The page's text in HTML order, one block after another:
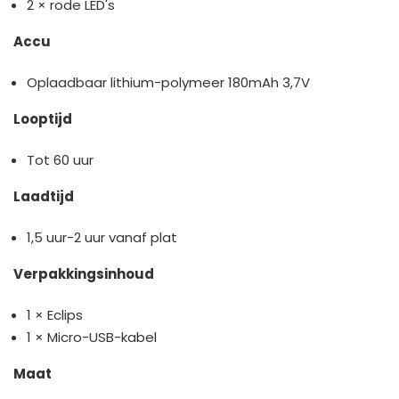
2 × rode LED's
Accu
Oplaadbaar lithium-polymeer 180mAh 3,7V
Looptijd
Tot 60 uur
Laadtijd
1,5 uur-2 uur vanaf plat
Verpakkingsinhoud
1 × Eclips
1 × Micro-USB-kabel
Maat